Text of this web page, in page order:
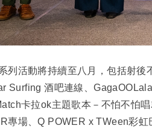
列活動將持續至八月，包括射
Surfing 酒吧連線、
卡拉ok主題歌本－不怕不怕
專場、Q POWER x TWeen彩虹